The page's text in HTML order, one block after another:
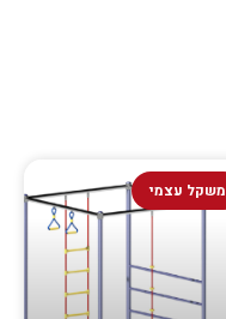
משקל עצמי